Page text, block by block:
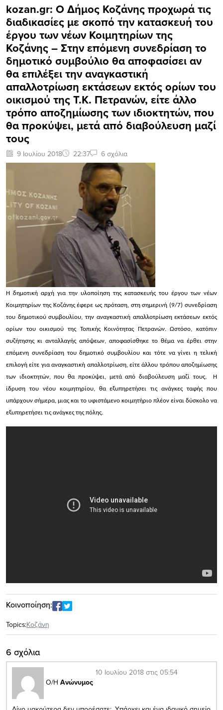
kozan.gr: Ο Δήμος Κοζάνης προχωρά τις
διαδικασίες με σκοπό την κατασκευή του
έργου των νέων Κοιμητηρίων της
Κοζάνης – Στην επόμενη συνεδρίαση το
δημοτικό συμβούλιο θα αποφασίσει αν
θα επιλέξει την αναγκαστική
απαλλοτρίωση εκτάσεων εκτός ορίων του
οικισμού της Τ.Κ. Πετρανών, είτε άλλο
τρόπο αποζημίωσης των ιδιοκτητών, που
θα προκύψει, μετά από διαβούλευση μαζί
τους
9 Ιουλίου 2018 22:37 6 σχόλια
Η δημοτική αρχή για την υλοποίηση της κατασκευής του έργου των νέων
Κοιμητηρίων της Κοζάνης έφερε ως πρόταση, στη σημερινή (9/7) συνεδρίαση
του δημοτικού συμβουλίου, την αναγκαστική απαλλοτρίωση εκτάσεων εκτός
ορίων του οικισμού της Τοπικής Κοινότητας Πετρανών. Ωστόσο, κατόπιν
συζήτησης κι ανταλλαγής απόψεων, αποφασίσθηκε το θέμα να έρθει στην
επόμενη συνεδρίαση του δημοτικό συμβουλίου και τότε να γίνει η τελική
επιλογή είτε για αναγκαστική απαλλοτρίωση, είτε άλλου τρόπου αποζημίωσης
των ιδιοκτητών, που θα προκύψει, μετά από διαβούλευση μαζί τους.
Η
ίδρυση του νέου κοιμητηρίου, θα εξυπηρετήσει τις ανάγκες ταφής που
υπάρχουν σήμερα, μιας και το υφιστάμενο κοιμητήριο πλέον είναι δύσκολο να
εξυπηρετήσει τις ανάγκες της πόλης.
Κοινοποίηση:
Topics:Κοζάνη
6 σχόλια
Ο/Η Ανώνυμος
10 Ιουλίου 2018 στις 05:54